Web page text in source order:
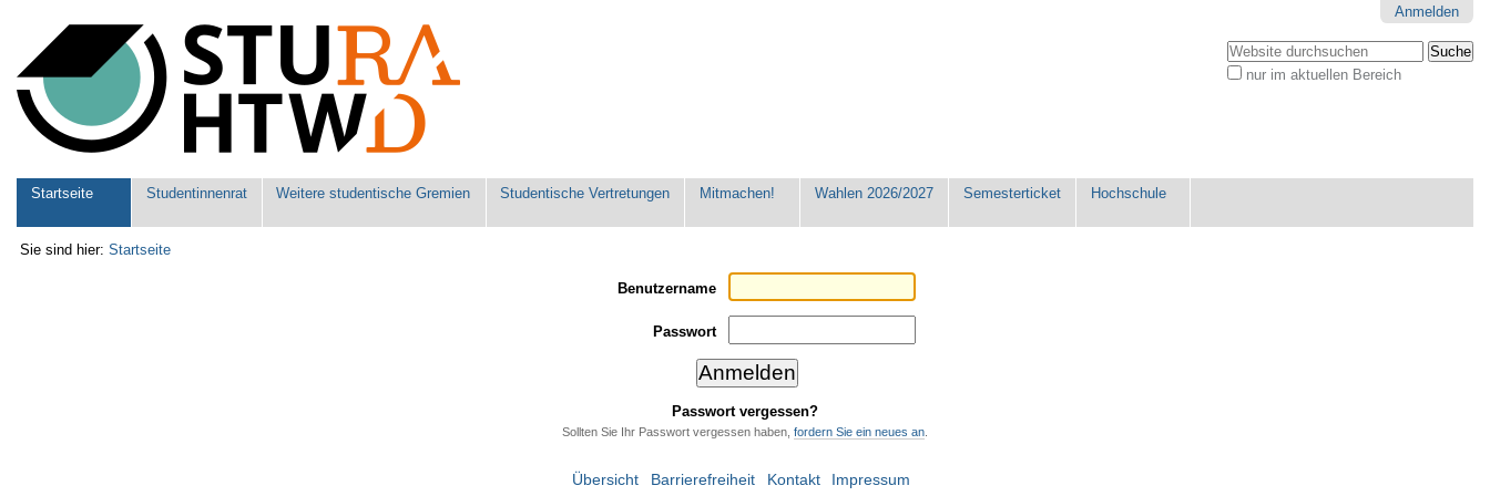
Werkzeuge
Anmelden
Website durchsuchen
nur im aktuellen Bereich
Sektionen
Startseite Studentinnenrat Weitere studentische Gremien Studentische Vertretungen Mitmachen! Wahlen 2026/2027 Semesterticket Hochschule
Sie sind hier: Startseite
Benutzername
Passwort
Passwort vergessen?
Sollten Sie Ihr Passwort vergessen haben, fordern Sie ein neues an.
Übersicht Barrierefreiheit Kontakt Impressum